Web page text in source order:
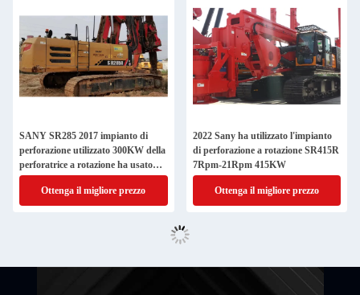
SANY SR285 2017 impianto di
perforazione utilizzato 300KW della
perforatrice a rotazione ha usato
l'attrezzatura per la perforazione
della roccia
Ottenga il migliore prezzo
2022 Sany ha utilizzato l'impianto
di perforazione a rotazione SR415R
7Rpm-21Rpm 415KW
Ottenga il migliore prezzo